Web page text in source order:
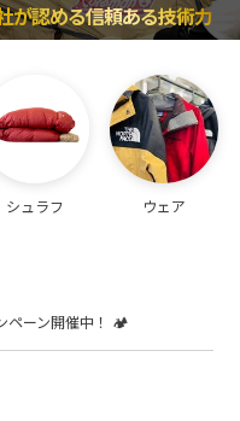
が認める信頼ある技術力
シュラフ ウェア
ペーン開催中！ 🏕️